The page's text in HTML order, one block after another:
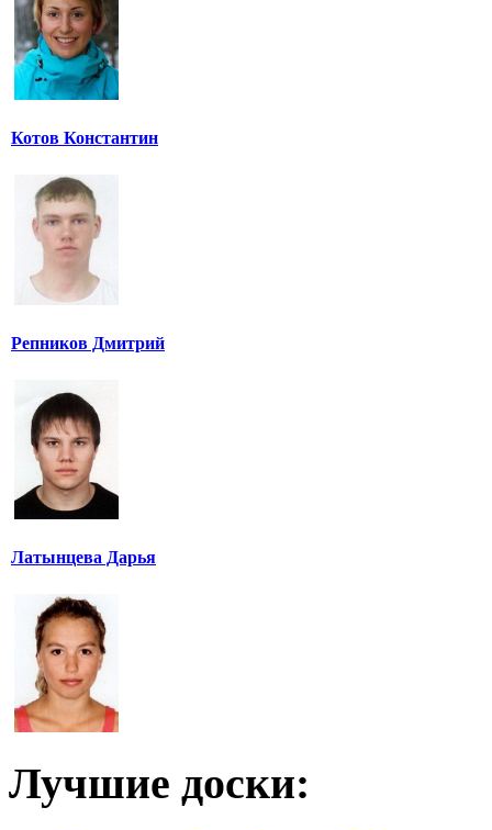
Котов Константин
Репников Дмитрий
Латынцева Дарья
Лучшие доски: